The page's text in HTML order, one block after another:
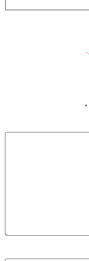
*